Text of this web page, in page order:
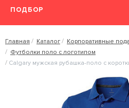
ПОДБОР
Главная Каталог Корпоративные
Футболки поло с логотипом
Calgary мужская рубашка-поло с